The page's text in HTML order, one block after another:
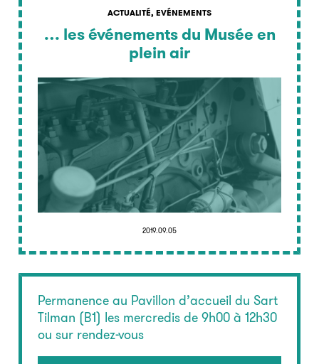
ACTUALITÉ, EVÉNEMENTS
… les événements du Musée en
plein air
2019.09.05
Permanence au Pavillon d’accueil du Sart
Tilman (B1) les mercredis de 9h00 à 12h30
ou sur rendez-vous